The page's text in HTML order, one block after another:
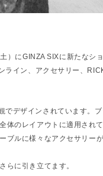
）にGINZA SIXに新たなシ
ライン、アクセサリー、
デザインされています。
体のレイアウトに適用されて
ブルに様々なアクセサリー
さらに引き立てます。